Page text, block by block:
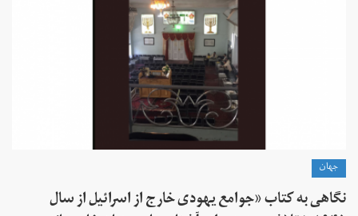
جهان
نگاهی به کتاب «جوامع یهودی خارج از اسرائیل از سال